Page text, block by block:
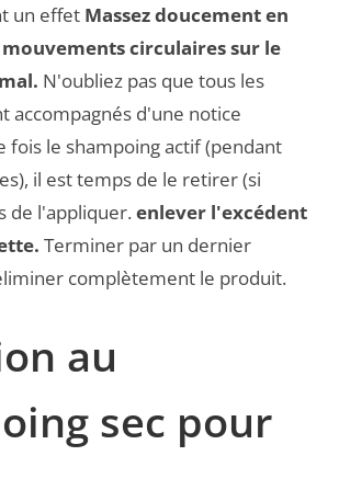
un effet Massez doucement en
circulaires sur le
N'oubliez pas que tous les
accompagnés d'une notice
fois le shampoing actif (pendant
il est temps de le retirer (si
de l'appliquer.enlever l'excédent
Terminer par un dernier
complètement le produit.
au
sec pour